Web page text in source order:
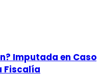
Imputada en Caso
Fiscalía